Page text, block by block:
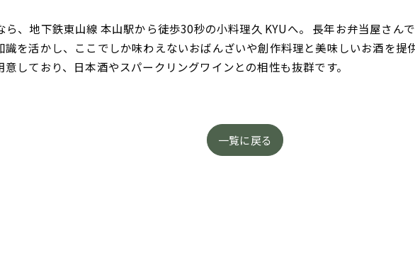
、地下鉄東山線 本山駅から徒歩30秒の小料理久 KYUへ。 長年お弁当屋さん
識を活かし、ここでしか味わえないおばんざいや創作料理と美味しいお酒を提
しており、日本酒やスパークリングワインとの相性も抜群です。
一覧に戻る